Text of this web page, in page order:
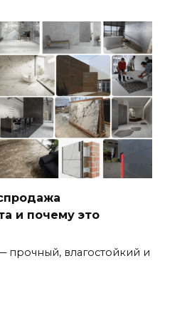
и почему это
прочный, влагостойкий и